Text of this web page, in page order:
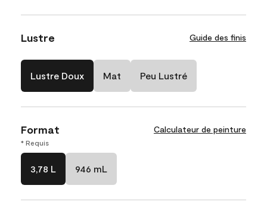
Lustre Guide des finis
Lustre Doux Mat Peu Lustré
Format Calculateur de peinture
* Requis
3,78 L 946 mL